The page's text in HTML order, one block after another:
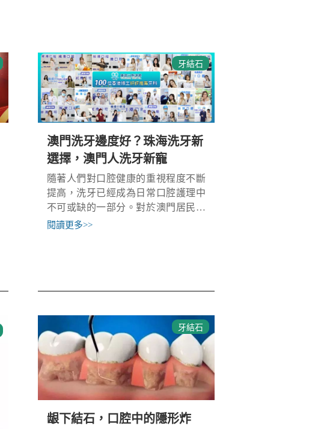
牙結石
澳門洗牙邊度好？珠海洗牙新
選擇，澳門人洗牙新寵
隨著人們對口腔健康的重視程度不斷
提高，洗牙已經成為日常口腔護理中
不可或缺的一部分。對於澳門居民來
說，選擇一家專業、舒適的洗牙機構
閱讀更多>>
牙結石
龈下結石，口腔中的隱形炸